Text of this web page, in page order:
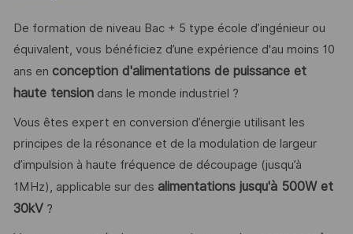
De formation de niveau Bac + 5 type école d’ingénieur ou
équivalent, vous bénéficiez d’une expérience d'au moins 10
ans en conception d'alimentations de puissance et
haute tensiondans le monde industriel ?
Vous êtes expert en conversion d’énergie utilisant les
principes de la résonance et de la modulation de largeur
d’impulsion à haute fréquence de découpage (jusqu’à
1MHz), applicable sur des alimentations jusqu'à 500W et
30kV?